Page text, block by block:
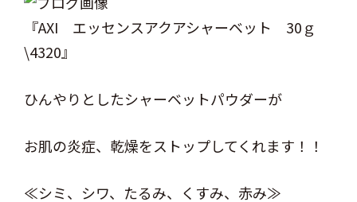
『AXI エッセンスアクアシャーベット 30ｇ
\4320』
ひんやりとしたシャーベットパウダーが
お肌の炎症、乾燥をストップしてくれます！！
≪シミ、シワ、たるみ、くすみ、赤み≫